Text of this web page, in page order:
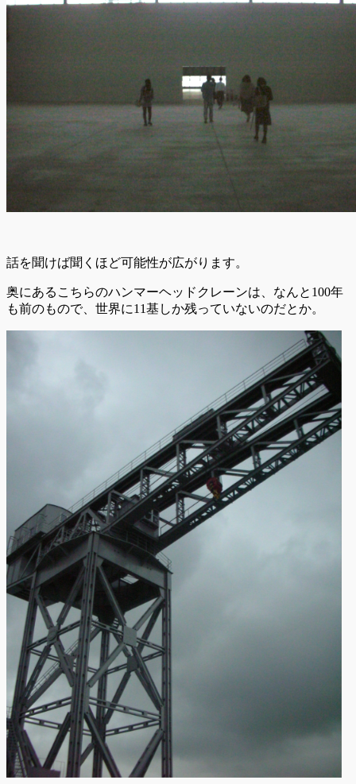
話を聞けば聞くほど可能性が広がります。
奥にあるこちらのハンマーヘッドクレーンは、なんと100年
も前のもので、世界に11基しか残っていないのだとか。